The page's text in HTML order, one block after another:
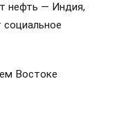
нефть — Индия,
Востоке